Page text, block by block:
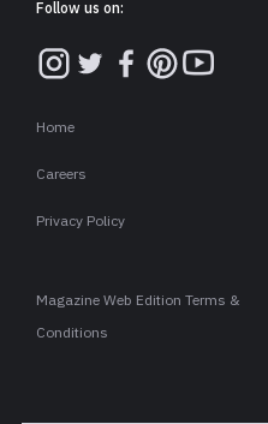
Follow us on:
Home
Careers
Privacy Policy
Magazine Web Edition Terms &
Conditions